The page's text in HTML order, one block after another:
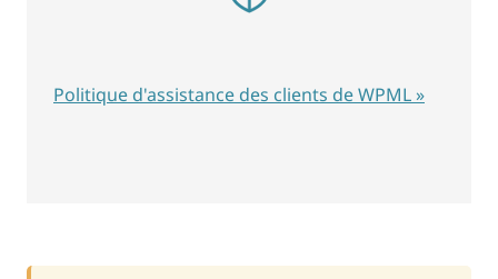
Politique d'assistance des clients de WPML »